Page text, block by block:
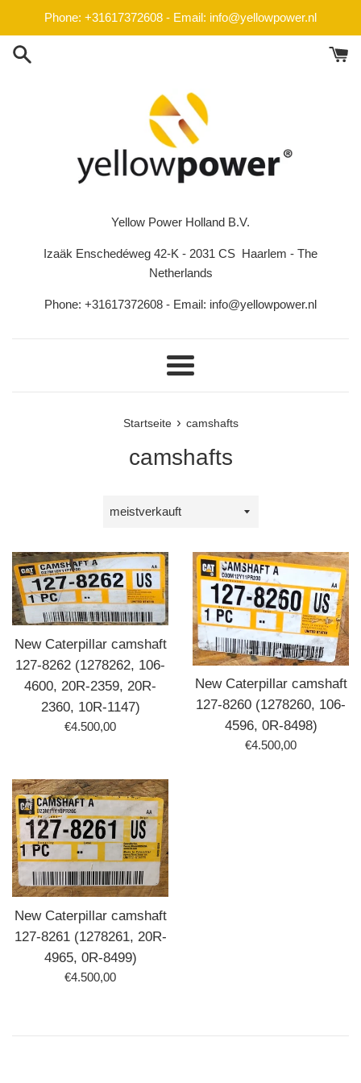
Inhalt
Phone: +31617372608 - Email: info@yellowpower.nl
Yellow Power Holland B.V.
Izaäk Enschedéweg 42-K - 2031 CS Haarlem - The
Netherlands
Phone: +31617372608 - Email: info@yellowpower.nl
Menü
Startseite › camshafts
camshafts
Sortieren
New Caterpillar camshaft
127-8262 (1278262, 106-
4600, 20R-2359, 20R-
2360, 10R-1147)
Normaler
€4.500,00
New Caterpillar camshaft
127-8260 (1278260, 106-
4596, 0R-8498)
Normaler
€4.500,00
New Caterpillar camshaft
127-8261 (1278261, 20R-
4965, 0R-8499)
Normaler
€4.500,00